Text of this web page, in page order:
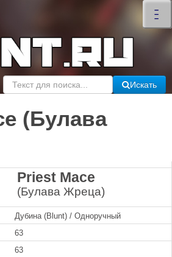
–
–
–
×
Искать
(Булава
Priest Mace
(Булава Жреца)
Дубина (Blunt) / Одноручный
63
63